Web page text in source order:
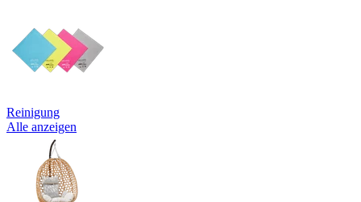
Reinigung
Alle anzeigen